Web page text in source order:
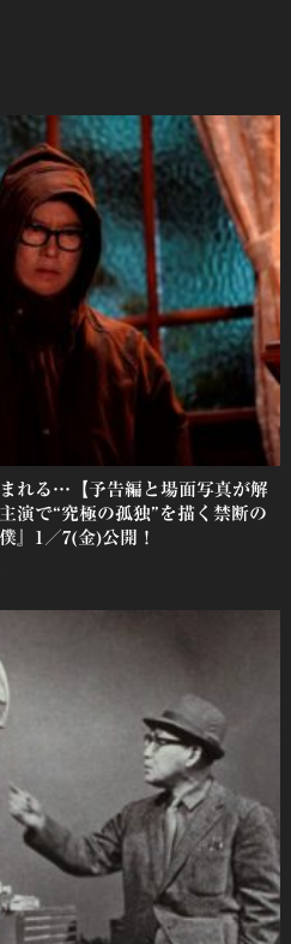
れる…【予告編と場面写真が解
演で“究極の孤独”を描く禁断の
』1／7(金)公開！